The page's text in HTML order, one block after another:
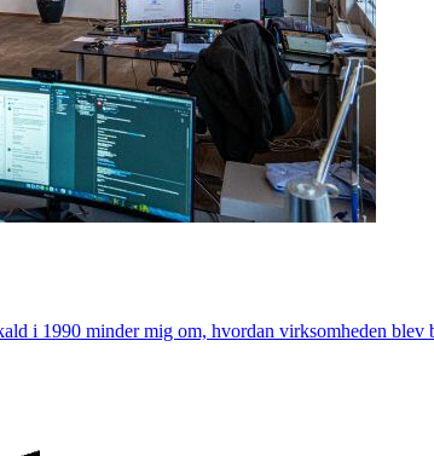
i 1990 minder mig om, hvordan virksomheden blev